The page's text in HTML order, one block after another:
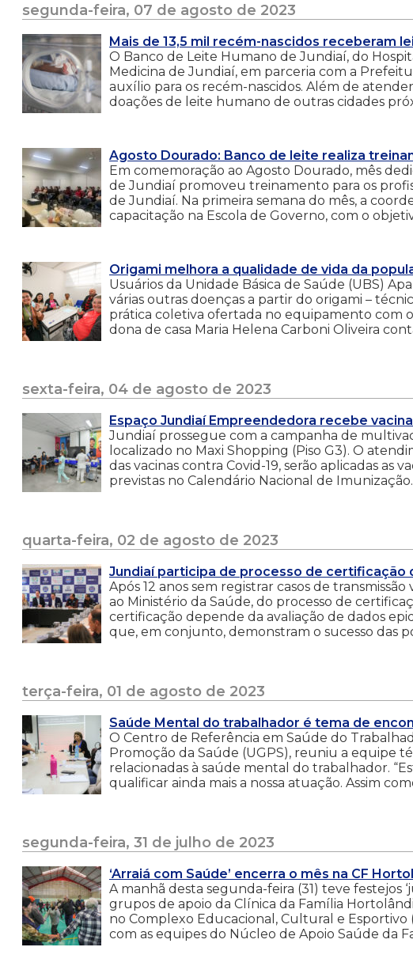
segunda-feira, 07 de agosto de 2023
Mais de 13,5 mil recém-nascidos receberam
O Banco de Leite Humano de Jundiaí, do
Medicina de Jundiaí, em parceria com a
auxílio para os recém-nascidos. Além de
doações de leite humano de outras cidades
Agosto Dourado: Banco de leite realiza
Em comemoração ao Agosto Dourado, mês
de Jundiaí promoveu treinamento para os
de Jundiaí. Na primeira semana do mês, a
capacitação na Escola de Governo, com o
Origami melhora a qualidade de vida da
Usuários da Unidade Básica de Saúde (UBS)
várias outras doenças a partir do origami –
prática coletiva ofertada no equipamento com
dona de casa Maria Helena Carboni Oliveira
sexta-feira, 04 de agosto de 2023
Espaço Jundiaí Empreendedora recebe
Jundiaí prossegue com a campanha de
localizado no Maxi Shopping (Piso G3). O
das vacinas contra Covid-19, serão aplicadas as
previstas no Calendário Nacional de
quarta-feira, 02 de agosto de 2023
Jundiaí participa de processo de certificação
Após 12 anos sem registrar casos de
ao Ministério da Saúde, do processo de
certificação depende da avaliação de dados
que, em conjunto, demonstram o sucesso das
terça-feira, 01 de agosto de 2023
Saúde Mental do trabalhador é tema de
O Centro de Referência em Saúde do
Promoção da Saúde (UGPS), reuniu a equipe
relacionadas à saúde mental do trabalhador.
qualificar ainda mais a nossa atuação. Assim
segunda-feira, 31 de julho de 2023
‘Arraiá com Saúde’ encerra o mês na CF
A manhã desta segunda-feira (31) teve festejos
grupos de apoio da Clínica da Família
no Complexo Educacional, Cultural e Esportivo
com as equipes do Núcleo de Apoio Saúde da